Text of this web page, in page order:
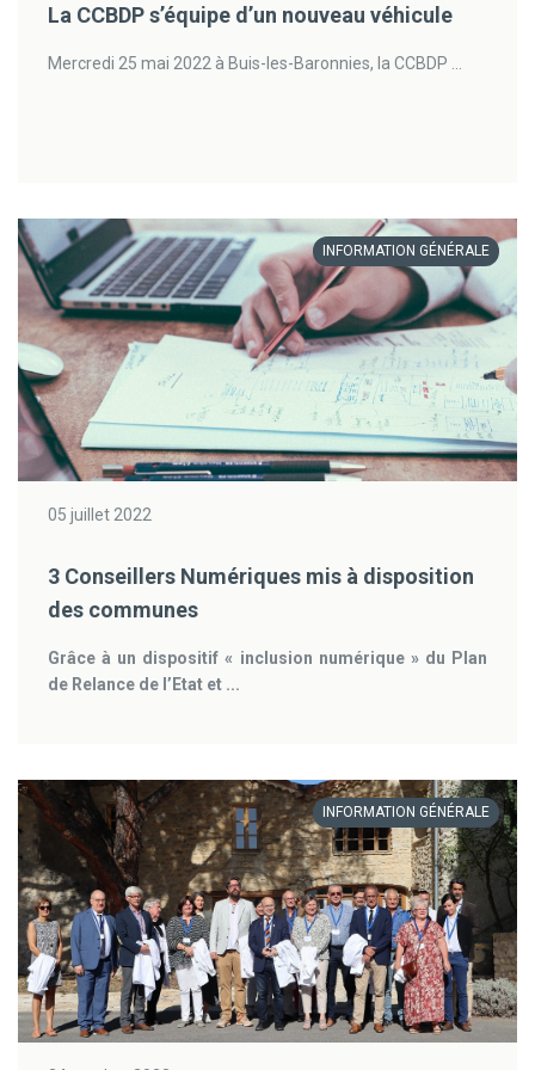
La CCBDP s’équipe d’un nouveau véhicule
Mercredi 25 mai 2022 à Buis-les-Baronnies, la CCBDP ...
INFORMATION GÉNÉRALE
05 juillet 2022
3 Conseillers Numériques mis à disposition
des communes
Grâce à un dispositif « inclusion numérique » du Plan
de Relance de l’Etat et ...
INFORMATION GÉNÉRALE